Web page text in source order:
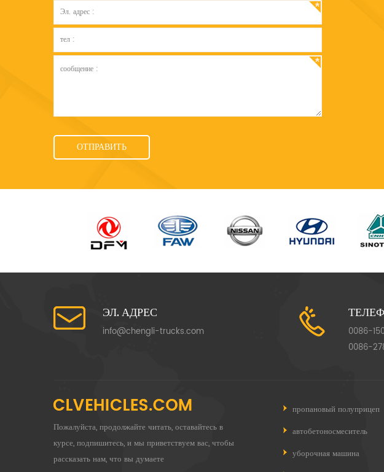
ЭЛ. АДРЕС
info@chengli-trucks.com
0086-
0086-
Пожалуйста, продолжайте читать, оставайтесь в
курсе, подпишитесь, и мы приветствуем вас, чтобы
рассказать нам, что вы думаете
пропановый полуприцеп
автобетоносмеситель
уборочная машина